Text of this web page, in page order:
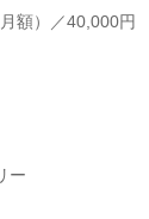
額）／40,000円
ー